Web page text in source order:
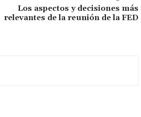
Los aspectos y decisiones más
relevantes de la reunión de la FED